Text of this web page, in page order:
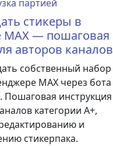
стикеры в
MAX — пошаговая
авторов каналов
собственный набор
MAX через бота
Пошаговая инструкция
категории А+,
и
стикерпака.